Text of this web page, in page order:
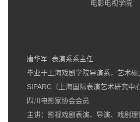
唐华军 表演系系主任
毕业于上海戏剧学院导演系，艺术硕
SIPARC（上海国际表演艺术研究中
四川电影家协会会员
主讲：影视戏剧表演、导演、戏剧理